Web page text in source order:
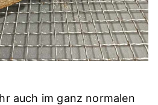
auch im ganz normalen